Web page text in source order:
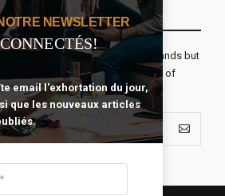
Chaque Matin
consists not in seeking new lands but
journeys have secret destinations of
NEWSLETTER
email l'exhortation du jour,
que les nouveaux articles